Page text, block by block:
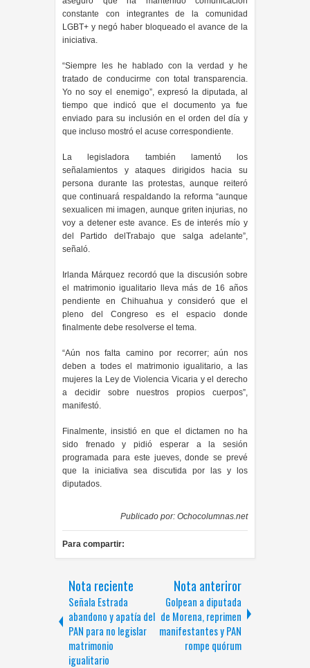
constante con integrantes de la comunidad
LGBT+ y negó haber bloqueado el avance de la
iniciativa.
“Siempre les he hablado con la verdad y he
tratado de conducirme con total transparencia.
Yo no soy el enemigo”, expresó la diputada, al
tiempo que indicó que el documento ya fue
enviado para su inclusión en el orden del día y
que incluso mostró el acuse correspondiente.
La legisladora también lamentó los
señalamientos y ataques dirigidos hacia su
persona durante las protestas, aunque reiteró
que continuará respaldando la reforma “aunque
sexualicen mi imagen, aunque griten injurias, no
voy a detener este avance. Es de interés mío y
del Partido delTrabajo que salga adelante”,
señaló.
Irlanda Márquez recordó que la discusión sobre
el matrimonio igualitario lleva más de 16 años
pendiente en Chihuahua y consideró que el
pleno del Congreso es el espacio donde
finalmente debe resolverse el tema.
“Aún nos falta camino por recorrer; aún nos
deben a todes el matrimonio igualitario, a las
mujeres la Ley de Violencia Vicaria y el derecho
a decidir sobre nuestros propios cuerpos”,
manifestó.
Finalmente, insistió en que el dictamen no ha
sido frenado y pidió esperar a la sesión
programada para este jueves, donde se prevé
que la iniciativa sea discutida por las y los
diputados.
Publicado por: Ochocolumnas.net
Para compartir:
Nota reciente
Señala Estrada
abandono y apatía del
PAN para no legislar
matrimonio
igualitario
Nota anteriror
Golpean a diputada
de Morena, reprimen
manifestantes y PAN
rompe quórum